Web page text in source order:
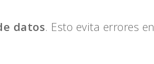
datos. Esto evita errores en